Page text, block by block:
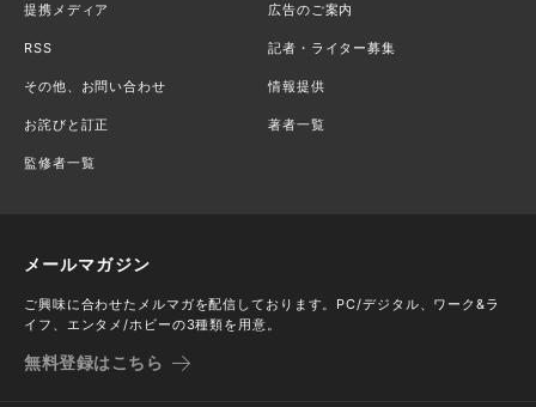
提携メディア 広告のご案内
RSS 記者・ライター募集
その他、お問い合わせ 情報提供
お詫びと訂正 著者一覧
監修者一覧
メールマガジン
ご興味に合わせたメルマガを配信しております。PC/デジタル、ワーク&ラ
イフ、エンタメ/ホビーの3種類を用意。
無料登録はこちら